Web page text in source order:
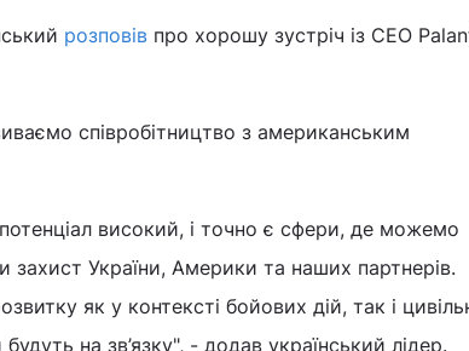
розповів про хорошу зустріч із CEO
співробітництво з американським
високий, і точно є сфери, де можемо
України, Америки та наших партнерів.
як у контексті бойових дій, так і
на зв’язку", - додав український лідер.